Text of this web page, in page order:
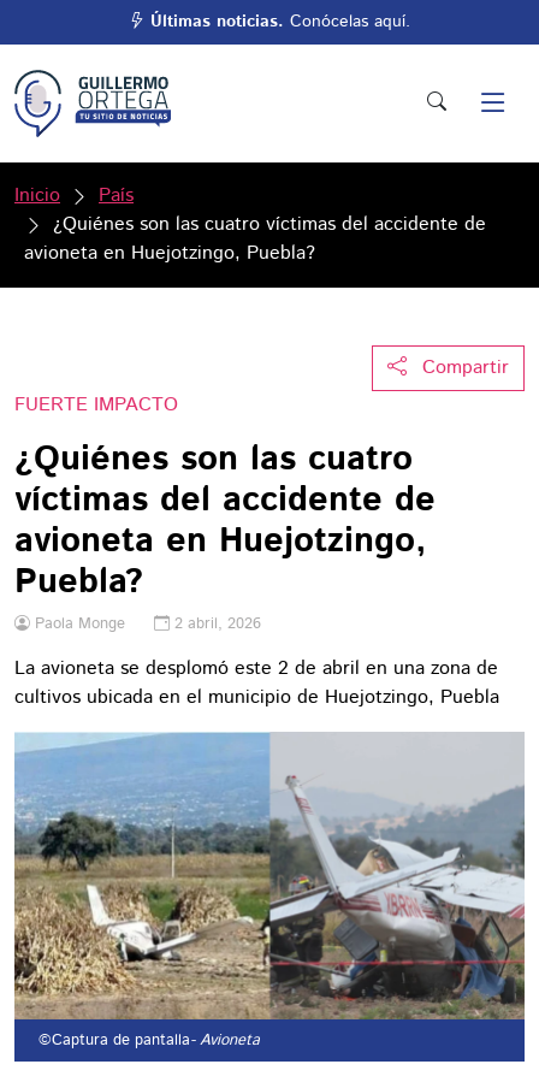
Últimas noticias. Conócelas aquí.
Inicio
País
¿Quiénes son las cuatro víctimas del accidente de
avioneta en Huejotzingo, Puebla?
Compartir
FUERTE IMPACTO
¿Quiénes son las cuatro
víctimas del accidente de
avioneta en Huejotzingo,
Puebla?
Paola Monge 2 abril, 2026
La avioneta se desplomó este 2 de abril en una zona de
cultivos ubicada en el municipio de Huejotzingo, Puebla
©Captura de pantalla- Avioneta